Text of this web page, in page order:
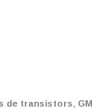
de transistors,